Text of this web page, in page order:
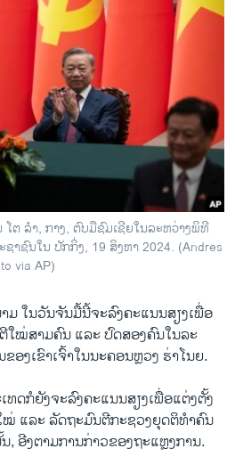
ຕ ລຳ, ກາງ, ຕົບ​ມື​ຊົມ​ເຊີຍ​ໃນ​ລະ​ຫວ່າງ​ພິ​ທີ​
າ​ຊົນ​ໃນ ປັກ​ກິ່ງ, 19 ສິງ​ຫາ 2024. (Andres
via AP)
ມ ໃນ​ວັນ​ຈັນ​ມື້ນີ້​ຈະ​ລົງ​ຄ​ະ​ແນນ​ສຽງ​ເພື່ອ​
ໃໝ່​ສາມ​ຄົນ ແລະ ປົດ​ສອງ​ຄົນ​ໃນ​ລະ​
ອງ​ເຂົາ​ເຈົ້າ​ໃນ​ນະ​ຄອນຫຼວງ ຮ່າ​ໂນຍ.
ດ​ກໍ​ຍັງ​ຈະ​ລົງ​ຄະ​ແນນ​ສຽງ​ເພື່ອ​ແຕ່ງ​ຕັ້ງ​
ແລະ ລັດ​ຖະ​ມົນ​ຕີ​ກະ​ຊວງ​ຍຸດ​ຕິ​ທຳ​ຄົນ​
ອີງ​ຕາມ​ການ​ກ່າວ​ຂອງ​ຖະ​ແຫຼງ​ການ.